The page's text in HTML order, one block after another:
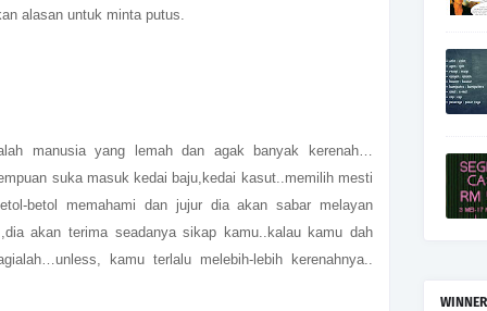
alasan untuk minta putus.
manusia yang lemah dan agak banyak kerenah…
suka masuk kedai baju,kedai kasut..memilih mesti
betol memahami dan jujur dia akan sabar melayan
akan terima seadanya sikap kamu..kalau kamu dah
kamu terlalu melebih-lebih kerenahnya..